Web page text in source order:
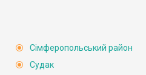
Сімферопольський район
Судак